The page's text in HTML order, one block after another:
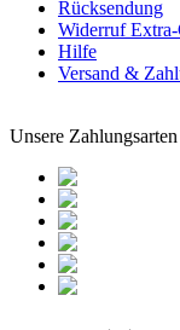
Rücksendung
Widerruf
Hilfe
Versand &
Unsere Zahlungsarten